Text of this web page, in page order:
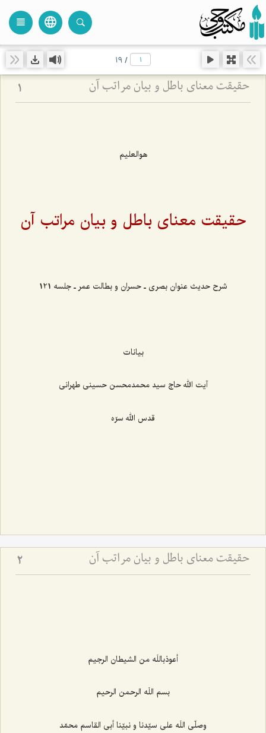
language
view_headline
/
19
حقیقت معنای باطل و بیان مراتب آن 1
هوالعلیم
حقیقت معنای باطل و بیان مراتب آن
شرح حدیث عنوان بصری ـ حسران و بطالت عمر ـ جلسه 121
بیانات
آیت الله حاج سید محمدمحسن حسینی طهرانی
قدس الله سرّه
حقیقت معنای باطل و بیان مراتب آن 2
أعوذباللَه من الشيطان الرجيم‌
بسم اللَه الرحمن الرحيم‌
وصلّى اللَه على سيّدنا و نبيّنا أبى القاسم محمّد